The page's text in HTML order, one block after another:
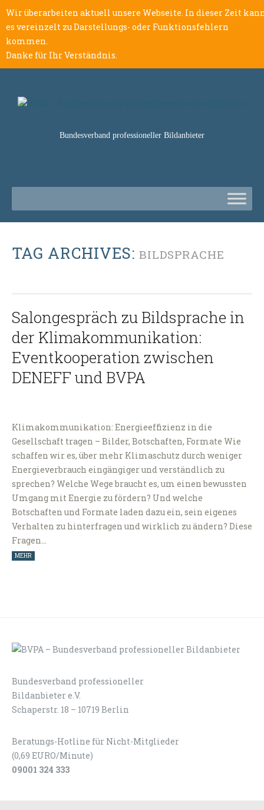
Wir überarbeiten aktuell unsere Webseite. In dieser Zeit
es vereinzelt zu Darstellungs- oder Funktionsfehlern
kommen.
Danke für Ihr Verständnis.
Bundesverband professioneller Bildanbieter
TAG ARCHIVES: BILDSPRACHE
Salongespräch zu Bildsprache in
der Klimakommunikation:
Eventkooperation zwischen
DENEFF und BVPA
Klimakommunikation: Energieeffizienz in die
Gesellschaft tragen – Bilder, Botschaften, Formate Wie
schaffen wir es, über mehr Klimaschutz durch weniger
Energieverbrauch eingängiger und verständlich zu
sprechen? Welche Wege braucht es, um einen bewussten
Umgang mit Energie zu fördern? Und welche
Botschaften und Formate laden dazu ein, sein eigenes
Verhalten zu hinterfragen und wirklich zu ändern? Diese
Fragen…
MEHR
Bundesverband professioneller
Bildanbieter e.V.
Schaperstr. 18 – 10719 Berlin
Beratungs-Hotline für Nicht-Mitglieder
(0,69 EURO/Minute)
09001 324 333